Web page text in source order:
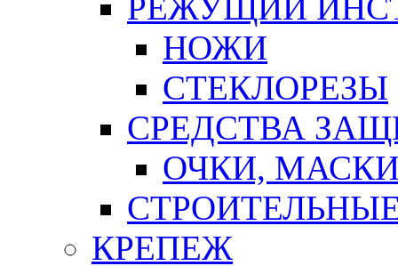
РЕЖУЩИЙ
НОЖИ
СТЕКЛОРЕЗЫ
СРЕДСТВА
ОЧКИ,
КРЕПЕЖ